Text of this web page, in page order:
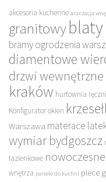
akcesoria kuchenne aranżacja
granitowy
bramy ogrodzenia
diamentowe
drzwi wewnętrzne
kraków hurtownia
Konfigurator okien
Warszawa materace
wymiar bydgoszcz
łazienkowe
wnętrza panele do kuchni piece